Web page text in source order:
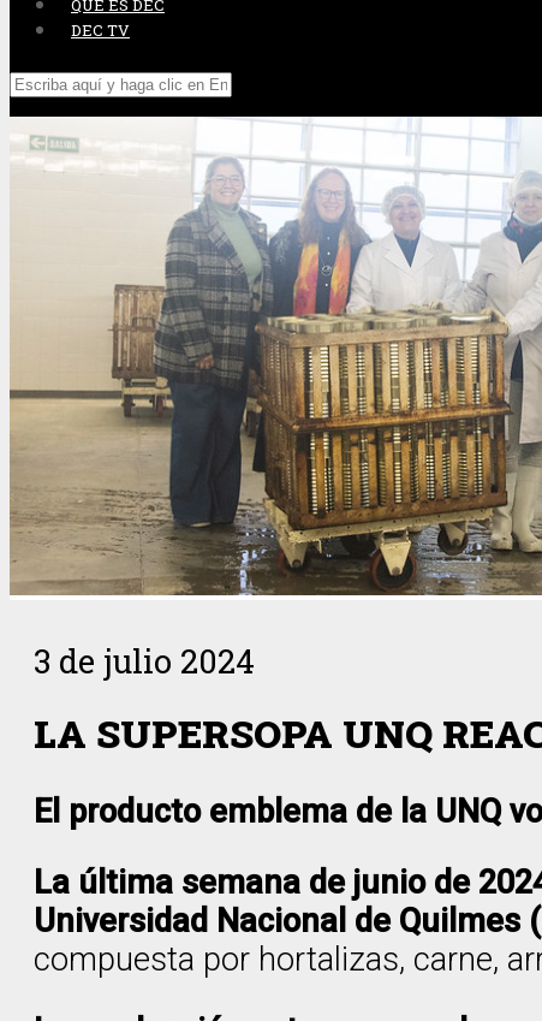
QUÉ ES DEC
DEC TV
3 de julio 2024
LA SUPERSOPA UNQ
El producto emblema de la UNQ
La última semana de junio de
Universidad Nacional de Quilmes
compuesta por hortalizas, carne,